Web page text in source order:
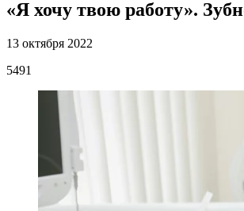
«Я хочу твою работу».
13 октября 2022
5491